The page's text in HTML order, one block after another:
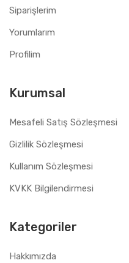
Siparişlerim
Yorumlarım
Profilim
Kurumsal
Mesafeli Satış Sözleşmesi
Gizlilik Sözleşmesi
Kullanım Sözleşmesi
KVKK Bilgilendirmesi
Kategoriler
Hakkımızda